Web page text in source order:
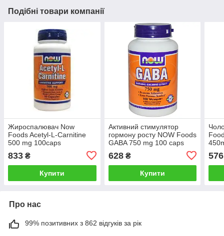
Подібні товари компанії
Жироспалювач Now
Foods Acetyl-L-Carnitine
500 mg 100caps
833 ₴
Купити
Активний стимулятор
гормону росту NOW Foods
GABA 750 mg 100 caps
628₴
Купити
576
Про нас
99% позитивних з 862 відгуків за рік